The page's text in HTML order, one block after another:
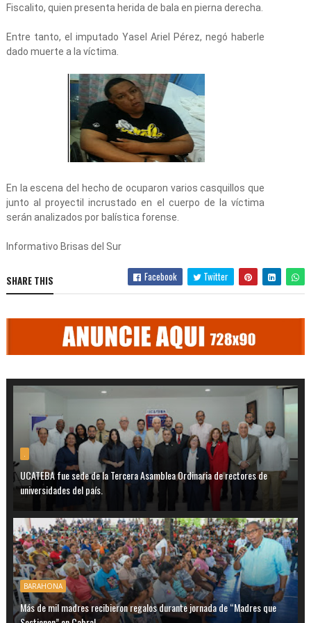
Fiscalito, quien presenta herida de bala en pierna derecha.
Entre tanto, el imputado Yasel Ariel Pérez, negó haberle
dado muerte a la víctima.
En la escena del hecho de ocuparon varios casquillos que
junto al proyectil incrustado en el cuerpo de la víctima
serán analizados por balística forense.
Informativo Brisas del Sur
SHARE THIS Facebook Twitter
.
UCATEBA fue sede de la Tercera Asamblea Ordinaria de rectores de
universidades del país.
BARAHONA
Más de mil madres recibieron regalos durante jornada de “Madres que